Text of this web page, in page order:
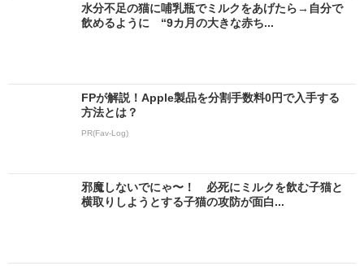
水分不足の猫に哺乳瓶でミルクをあげたら→自分で
飲めるように “9カ月の大きな赤ち...
FPが解説！Apple製品を分割手数料0円で入手する
方法とは？
PR(Fav-Log)
邪魔しないでにゃ〜！ 必死にミルクを飲む子猫と
横取りしようとする子猫の攻防が面白...